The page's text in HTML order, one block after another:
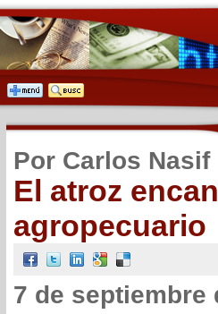
Por Carlos Nasif
El atroz
agropecuario
7 de septiembre